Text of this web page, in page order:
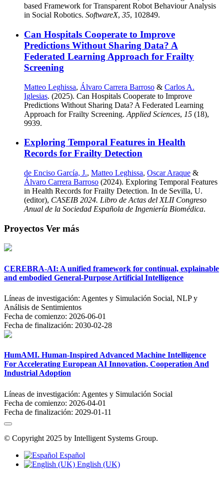
based Framework for Transparent Robot Behaviour Analysis
in Social Robotics. SoftwareX, 35, 102849.
Can Hospitals Cooperate to Improve
Predictions Without Sharing Data? A
Federated Learning Approach for Frailty
Screening
Matteo Leghissa, Álvaro Carrera Barroso & Carlos A.
Iglesias. (2025). Can Hospitals Cooperate to Improve
Predictions Without Sharing Data? A Federated Learning
Approach for Frailty Screening. Applied Sciences, 15 (18),
9939.
Exploring Temporal Features in Health
Records for Frailty Detection
de Enciso García, J., Matteo Leghissa, Oscar Araque &
Álvaro Carrera Barroso (2024). Exploring Temporal Features
in Health Records for Frailty Detection. In de Sevilla, U.
(editor), CASEIB 2024. Libro de Actas del XLII Congreso
Anual de la Sociedad Española de Ingeniería Biomédica.
Proyectos Ver más
CEREBRA-AI: A unified framework for continual, explainable
and embodied General-Purpose Artificial Intelligence
Líneas de investigación: Agentes y Simulación Social, NLP y
Análisis de Sentimientos
Fecha de comienzo: 2026-06-01
Fecha de finalización: 2030-02-28
HumAMI. Human-Inspired Advanced Machine Intelligence
For Accelerating European AI Innovation, Cooperation And
Industrial Adoption
Líneas de investigación: Agentes y Simulación Social
Fecha de comienzo: 2026-04-01
Fecha de finalización: 2029-01-11
© Copyright 2025 by Intelligent Systems Group.
Español
English (UK)